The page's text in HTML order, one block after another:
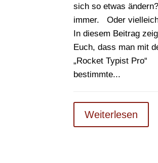
sich so etwas
immer. Oder
In diesem Beitrag
Euch, dass man mit
„Rocket Typist Pro“
bestimmte...
Weiterlesen